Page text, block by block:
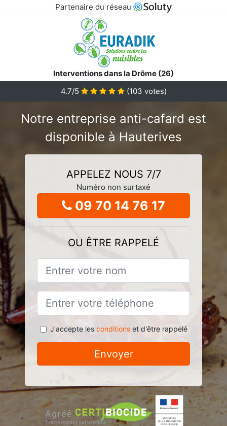
Partenaire du réseau
Interventions dans la Drôme (26)
4.7/5
(103 votes)
Notre entreprise anti-cafard est
disponible à Hauterives
APPELEZ NOUS 7/7
Numéro non surtaxé
09 70 14 76 17
OU ÊTRE RAPPELÉ
J'accepte les conditionset d'être rappelé
Envoyer